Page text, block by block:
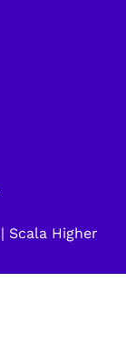
| Scala Higher